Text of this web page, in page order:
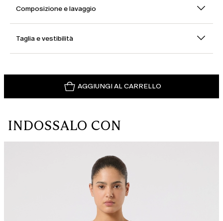
Composizione e lavaggio
Taglia e vestibilità
AGGIUNGI AL CARRELLO
INDOSSALO CON